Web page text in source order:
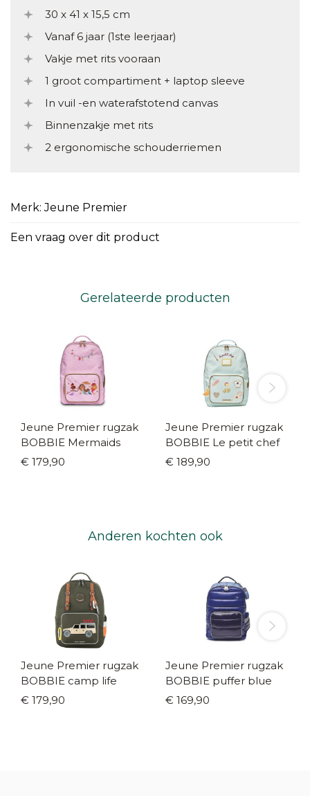
30 x 41 x 15,5 cm
Vanaf 6 jaar (1ste leerjaar)
Vakje met rits vooraan
1 groot compartiment + laptop sleeve
In vuil -en waterafstotend canvas
Binnenzakje met rits
2 ergonomische schouderriemen
Merk: Jeune Premier
Een vraag over dit product
Gerelateerde producten
Jeune Premier rugzak
BOBBIE Mermaids
€ 179,90
Jeune Premier rugzak
BOBBIE Le petit chef
€ 189,90
Anderen kochten ook
Jeune Premier rugzak
BOBBIE camp life
€ 179,90
Jeune Premier rugzak
BOBBIE puffer blue
€ 169,90